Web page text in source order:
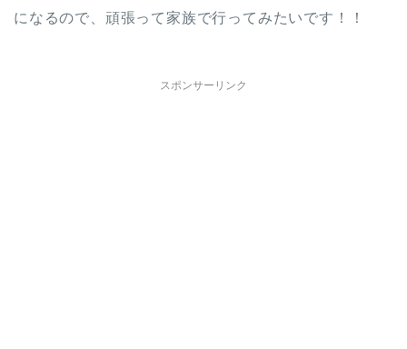
になるので、頑張って家族で行ってみたいです！！
スポンサーリンク